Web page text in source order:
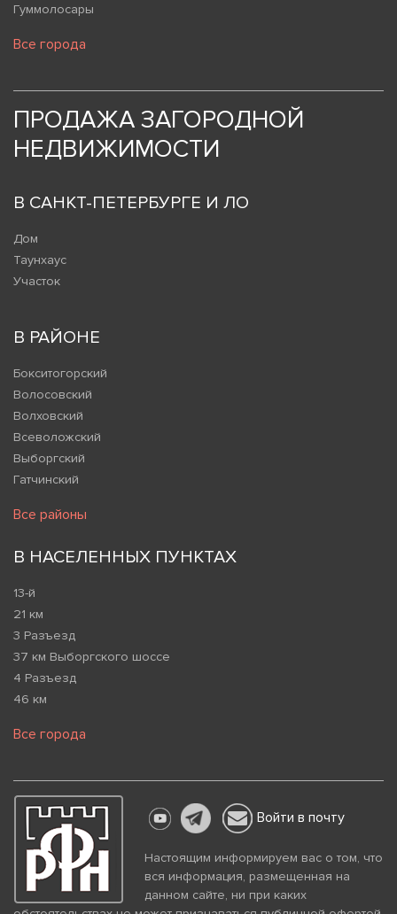
Гуммолосары
Все города
ПРОДАЖА ЗАГОРОДНОЙ
НЕДВИЖИМОСТИ
В САНКТ-ПЕТЕРБУРГЕ И ЛО
Дом
Таунхаус
Участок
В РАЙОНЕ
Бокситогорский
Волосовский
Волховский
Всеволожский
Выборгский
Гатчинский
Все районы
В НАСЕЛЕННЫХ ПУНКТАХ
13-й
21 км
3 Разъезд
37 км Выборгского шоссе
4 Разъезд
46 км
Все города
Войти в почту
Настоящим информируем вас о том, что
вся информация, размещенная на
данном сайте, ни при каких